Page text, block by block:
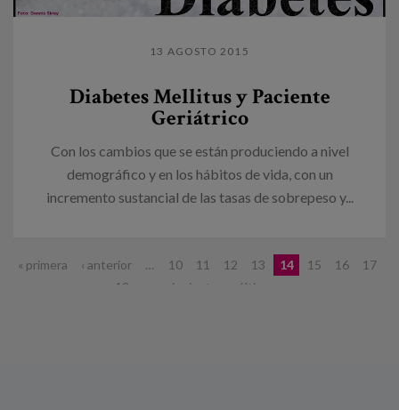
13 AGOSTO 2015
Diabetes Mellitus y Paciente
Geriátrico
Con los cambios que se están produciendo a nivel
demográfico y en los hábitos de vida, con un
incremento sustancial de las tasas de sobrepeso y...
Páginas
« primera ‹ anterior … 10 11 12 13 14 15 16
17
18
siguiente › última »